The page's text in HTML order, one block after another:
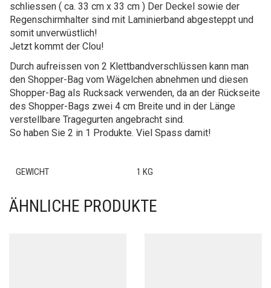
schliessen ( ca. 33 cm x 33 cm ) Der Deckel sowie der
Regenschirmhalter sind mit Laminierband abgesteppt und
somit unverwüstlich!
Jetzt kommt der Clou!
Durch aufreissen von 2 Klettbandverschlüssen kann man
den Shopper-Bag vom Wägelchen abnehmen und diesen
Shopper-Bag als Rucksack verwenden, da an der Rückseite
des Shopper-Bags zwei 4 cm Breite und in der Länge
verstellbare Tragegurten angebracht sind.
So haben Sie 2 in 1 Produkte. Viel Spass damit!
GEWICHT 1 KG
ÄHNLICHE PRODUKTE